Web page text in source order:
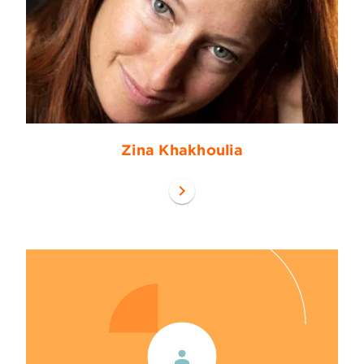
Zina Khakhoulia
chevron_right